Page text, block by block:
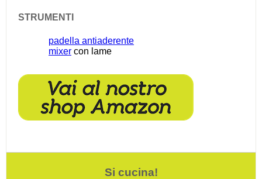
STRUMENTI
padella antiaderente
mixer con lame
Si cucina!